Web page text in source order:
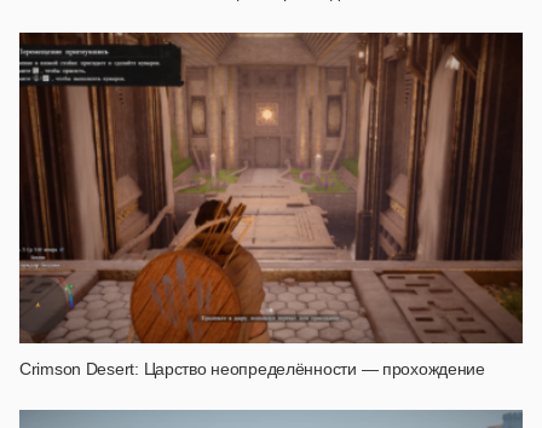
Crimson Desert: Царство неопределённости — прохождение